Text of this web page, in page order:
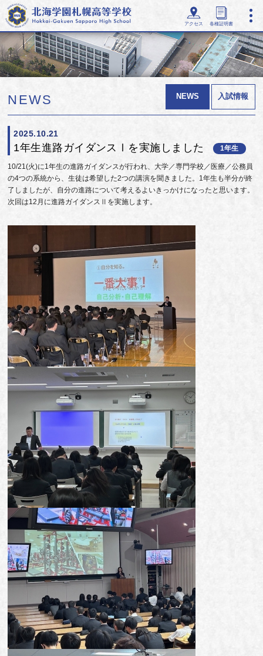
アクセス 各種証明書
NEWS NEWS 入試情報
2025.10.21
1年生進路ガイダンスⅠを実施しました 1年生
10/21(火)に1年生の進路ガイダンスが行われ、大学／専門学校／医療／公務員
の4つの系統から、生徒は希望した2つの講演を聞きました。1年生も半分が終
了しましたが、自分の進路について考えるよいきっかけになったと思います。
次回は12月に進路ガイダンスⅡを実施します。